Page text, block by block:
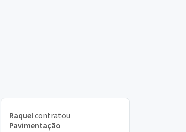
Raquelcontratou
Pavimentação